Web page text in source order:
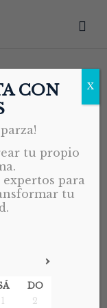
Tequila"
DE MARCA
TEQUILA
CON
tu propio
para
tu
›
DO
1
2
X